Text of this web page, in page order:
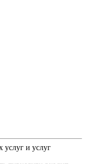
услуг и услуг